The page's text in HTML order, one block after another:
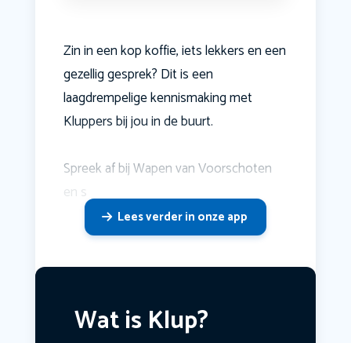
Zin in een kop koffie, iets lekkers en een
gezellig gesprek? Dit is een
laagdrempelige kennismaking met
Kluppers bij jou in de buurt.
Spreek af bij Wapen van Voorschoten
en s
Lees verder in onze app
Wat is Klup?